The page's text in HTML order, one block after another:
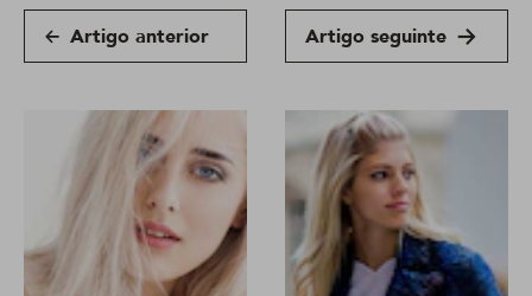
Artigo anterior Artigo seguinte